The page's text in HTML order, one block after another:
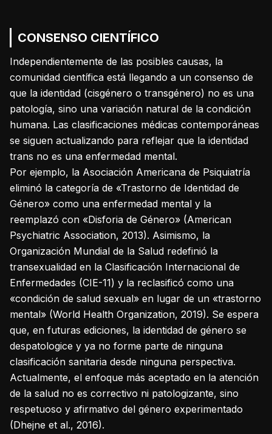
CONSENSO CIENTÍFICO
Independientemente de las posibles causas, la
comunidad científica está llegando a un consenso de
que la identidad (cisgénero o transgénero) no es una
patología, sino una variación natural de la condición
humana. Las clasificaciones médicas contemporáneas
se siguen actualizando para reflejar que la identidad
trans no es una enfermedad mental.
Por ejemplo, la Asociación Americana de Psiquiatría
eliminó la categoría de «Trastorno de Identidad de
Género» como una enfermedad mental y la
reemplazó con «Disforia de Género» (American
Psychiatric Association, 2013). Asimismo, la
Organización Mundial de la Salud redefinió la
transexualidad en la Clasificación Internacional de
Enfermedades (CIE-11) y la reclasificó como una
«condición de salud sexual» en lugar de un «trastorno
mental» (World Health Organization, 2019). Se espera
que, en futuras ediciones, la identidad de género se
despatologice y ya no forme parte de ninguna
clasificación sanitaria desde ninguna perspectiva.
Actualmente, el enfoque más aceptado en la atención
de la salud no es correctivo ni patologizante, sino
respetuoso y afirmativo del género experimentado
(Dhejne et al., 2016).